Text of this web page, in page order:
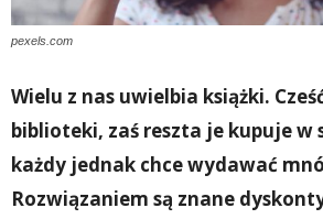
pexels.com
Wielu z nas uwielbia książki.
biblioteki, zaś reszta je kupuje w
każdy jednak chce wydawać
Rozwiązaniem są znane